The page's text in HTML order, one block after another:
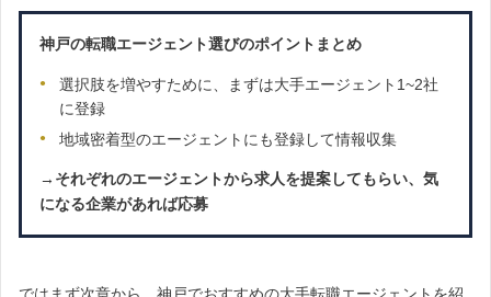
神戸の転職エージェント選びのポイントまとめ
選択肢を増やすために、まずは大手エージェント1~2社
に登録
地域密着型のエージェントにも登録して情報収集
→それぞれのエージェントから求人を提案してもらい、気
になる企業があれば応募